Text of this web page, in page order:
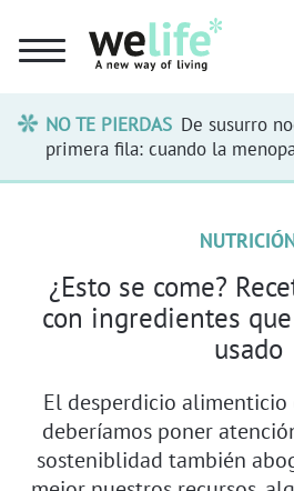
NO TE PIERDAS De susurro
primera fila: cuando la
¿Esto se come?
con ingredientes
usado
El desperdicio
deberíamos poner
sosteniblidad también